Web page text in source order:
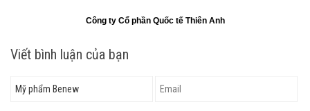
Công ty Cổ phần Quốc tế Thiên Anh
Viết bình luận của bạn